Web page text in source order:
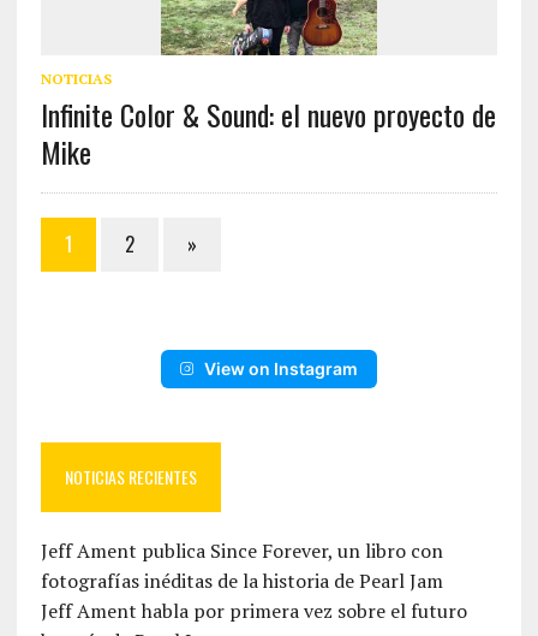
NOTICIAS
Infinite Color & Sound: el nuevo proyecto de
Mike
1 2 »
View on Instagram
NOTICIAS RECIENTES
Jeff Ament publica Since Forever, un libro con
fotografías inéditas de la historia de Pearl Jam
Jeff Ament habla por primera vez sobre el futuro